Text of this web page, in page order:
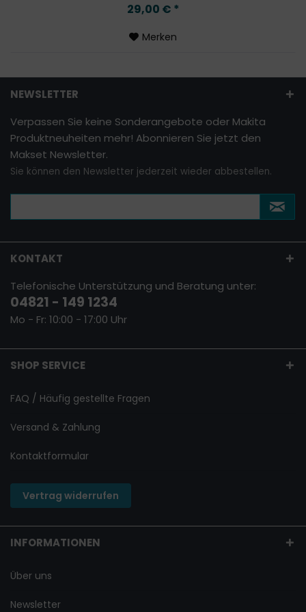
29,00 € *
Merken
NEWSLETTER
Verpassen Sie keine Sonderangebote oder Makita
Produktneuheiten mehr! Abonnieren Sie jetzt den
Makset Newsletter.
Sie können den Newsletter jederzeit wieder abbestellen.
KONTAKT
Telefonische Unterstützung und Beratung unter:
04821 - 149 1234
Mo - Fr: 10:00 - 17:00 Uhr
SHOP SERVICE
FAQ / Häufig gestellte Fragen
Versand & Zahlung
Kontaktformular
Vertrag widerrufen
INFORMATIONEN
Über uns
Newsletter